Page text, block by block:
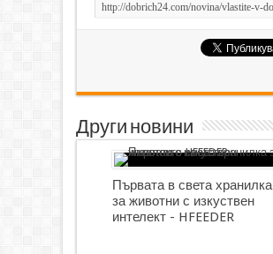
Други новини
Първата в света хранилка
за животни с изкуствен
интелект - HFEEDER